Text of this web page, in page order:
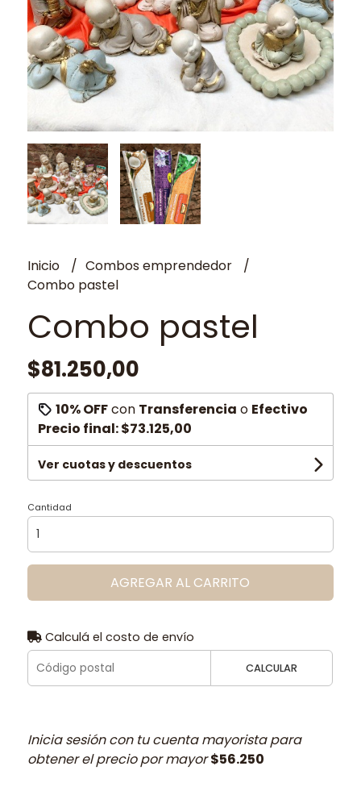
Inicio
Combos emprendedor
Combo pastel
Combo pastel
$81.250,00
10% OFFcon Transferencia o Efectivo
Precio final:$73.125,00
Ver cuotas y descuentos
Cantidad
AGREGAR AL CARRITO
Calculá el costo de envío
CALCULAR
Inicia sesión con tu cuenta mayorista para
obtener el precio por mayor$56.250